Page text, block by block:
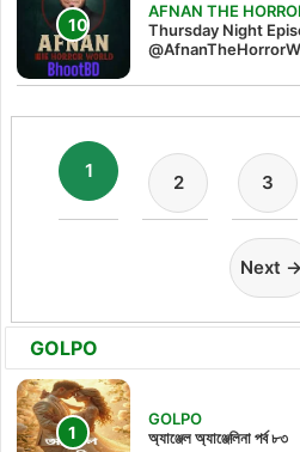
AFNAN THE
Thursday Night
1
2 3
Next →
GOLPO
GOLPO
অ্যাঞ্জেল অ্যাঞ্জেলিনা পর্ব ৮৩